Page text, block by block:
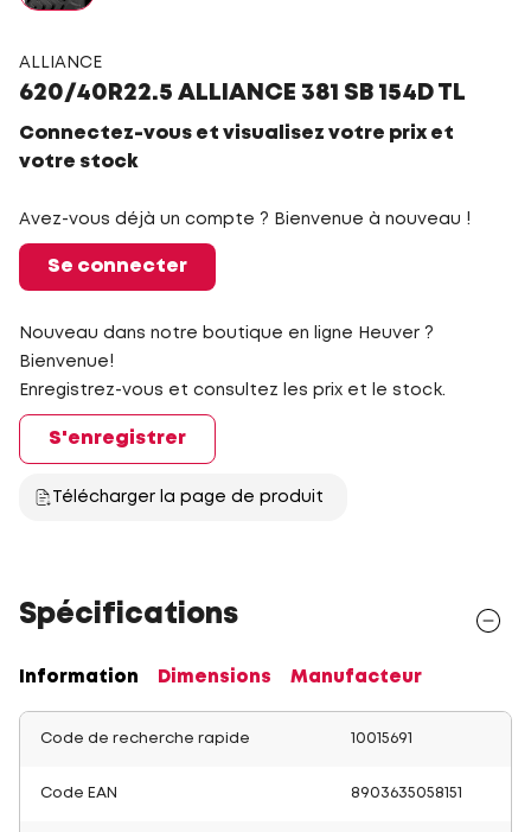
ALLIANCE
620/40R22.5 ALLIANCE 381 SB 154D TL
Connectez-vous et visualisez votre prix et
votre stock
Avez-vous déjà un compte ? Bienvenue à nouveau !
Se connecter
Nouveau dans notre boutique en ligne Heuver ?
Bienvenue!
Enregistrez-vous et consultez les prix et le stock.
S'enregistrer
Télécharger la page de produit
Spécifications
Information Dimensions Manufacteur
Code de recherche rapide 10015691
Code EAN 8903635058151